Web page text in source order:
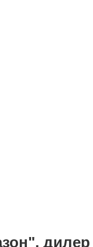
дилер